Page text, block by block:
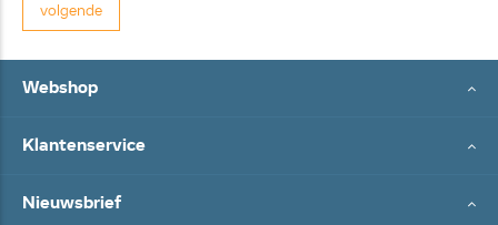
volgende
Webshop
Klantenservice
Nieuwsbrief